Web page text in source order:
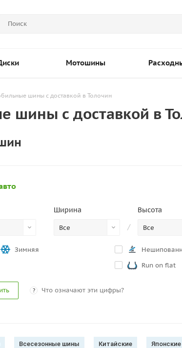
Мотошины
шины с доставкой в Толочин
шины с доставкой в
Ширина
Все
Высота
/ Все
Зимняя
Run on flat
? Что означают эти цифры?
Всесезонные шины Китайские Японские